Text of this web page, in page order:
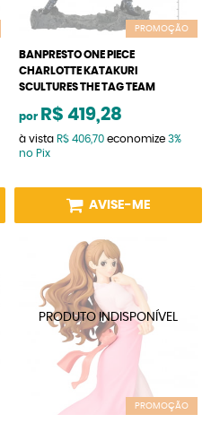
PROMOÇÃO
BANPRESTO ONE PIECE
CHARLOTTE KATAKURI
SCULTURES THE TAG TEAM
por R$ 419,28
à vista R$ 406,70 economize 3%
no Pix
AVISE-ME
PROMOÇÃO